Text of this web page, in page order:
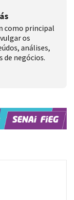
como principal
os
análises,
de negócios.